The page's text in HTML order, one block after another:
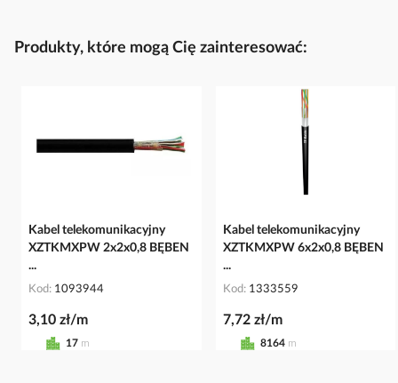
Produkty, które mogą Cię zainteresować:
Kabel telekomunikacyjny
XZTKMXPW 2x2x0,8 BĘBEN
...
Kod 1093944
3,10 zł/m
17 m
Kabel telekomunikacyjny
XZTKMXPW 6x2x0,8 BĘBEN
...
Kod 1333559
7,72 zł/m
8164 m